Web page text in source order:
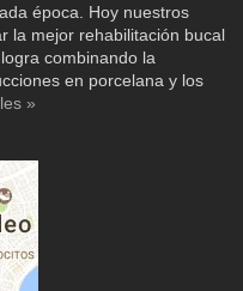
época. Hoy nuestros
la mejor rehabilitación bucal
combinando la
en porcelana y los
»